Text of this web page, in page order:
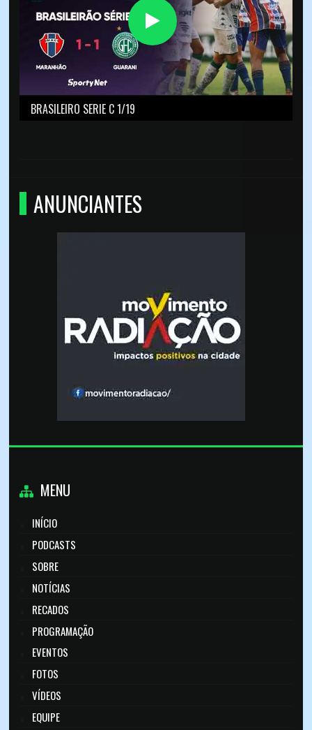
BRASILEIRO SERIE C 1/19
ANUNCIANTES
MENU
INÍCIO
PODCASTS
SOBRE
NOTÍCIAS
RECADOS
PROGRAMAÇÃO
EVENTOS
FOTOS
VÍDEOS
EQUIPE